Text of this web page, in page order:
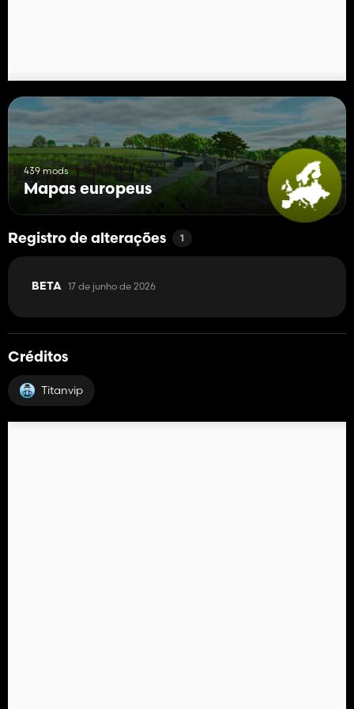
439 mods
Mapas europeus
Registro de alterações 1
BETA 17 de junho de 2026
Créditos
Titanvip